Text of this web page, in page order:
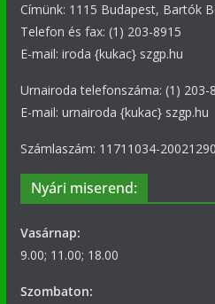
Címünk: 1115 Budapest, Bartók
Telefon és fax: (1) 203-8915
E-mail: iroda {kukac} szgp.hu
Urnairoda telefonszáma: (1) 203-
E-mail: urnairoda {kukac} szgp.hu
Számlaszám: 11711034-20021290
Nyári miserend:
Vasárnap:
9.00; 11.00; 18.00
Szombaton: